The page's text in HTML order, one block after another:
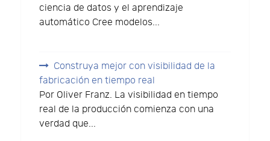
ciencia de datos y el aprendizaje
automático Cree modelos...
Construya mejor con visibilidad de la
fabricación en tiempo real
Por Oliver Franz. La visibilidad en tiempo
real de la producción comienza con una
verdad que...